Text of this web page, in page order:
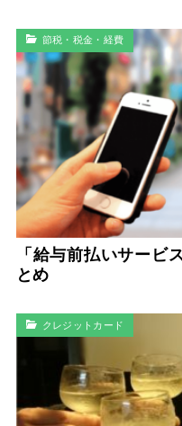
節税・税金・経費
「給与前払いサービ
とめ
クレジットカード